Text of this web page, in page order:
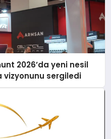
2026’da yeni nesil
vizyonunu sergiledi